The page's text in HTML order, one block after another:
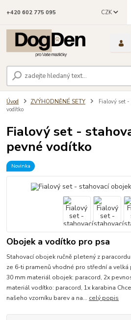
CZK
+420 602 775 095
Úvod ZVÝHODNĚNÉ SETY
Fialový set
vodítko
Fialový set -
pevné vodítko
Novinka
Obojek a vodítko pro psa
Stahovací obojek ručně pletený z
ze 6-ti pramenů vhodné pro střední a
30 mm materiál obojek: paracord, 2x
materiál vodítko: paracord, 1x karabina
našeho vzorníku barev a na... celý popis